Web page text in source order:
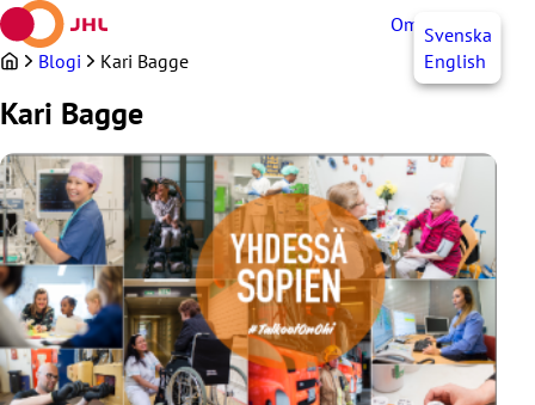
Siirry
sisältöön
OmaJHLSvenska
English
Blogi Kari Bagge
Kari Bagge